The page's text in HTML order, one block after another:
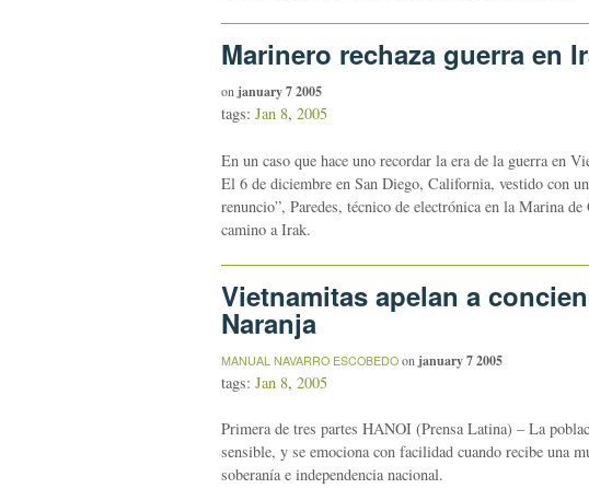
Marinero rechaza guerra en
on january 7 2005
tags: Jan 8, 2005
En un caso que hace uno recordar la era de la guerra en
El 6 de diciembre en San Diego, California, vestido con
renuncio”, Paredes, técnico de electrónica en la Marina
camino a Irak.
Vietnamitas apelan a
Naranja
MANUAL NAVARRO ESCOBEDO on january 7 2005
tags: Jan 8, 2005
Primera de tres partes HANOI (Prensa Latina) – La
sensible, y se emociona con facilidad cuando recibe una
soberanía e independencia nacional.